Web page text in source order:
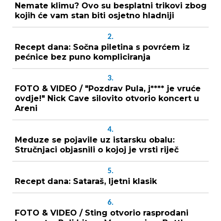
Nemate klimu? Ovo su besplatni trikovi zbog
kojih će vam stan biti osjetno hladniji
2.
Recept dana: Sočna piletina s povrćem iz
pećnice bez puno kompliciranja
3.
FOTO & VIDEO / "Pozdrav Pula, j**** je vruće
ovdje!" Nick Cave silovito otvorio koncert u
Areni
4.
Meduze se pojavile uz istarsku obalu:
Stručnjaci objasnili o kojoj je vrsti riječ
5.
Recept dana: Sataraš, ljetni klasik
6.
FOTO & VIDEO / Sting otvorio rasprodani